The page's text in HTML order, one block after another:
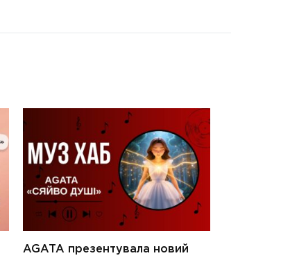
AGATA презентувала новий